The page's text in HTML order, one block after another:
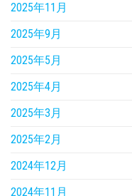
2025年11月
2025年9月
2025年5月
2025年4月
2025年3月
2025年2月
2024年12月
2024年11月